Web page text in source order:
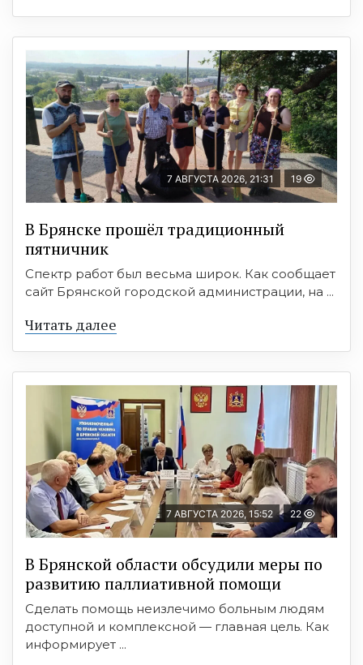
7 АВГУСТА 2026, 21:31 19
В Брянске прошёл традиционный
пятничник
Спектр работ был весьма широк. Как сообщает
сайт Брянской городской администрации, на ...
Читать далее
7 АВГУСТА 2026, 15:52 22
В Брянской области обсудили меры по
развитию паллиативной помощи
Сделать помощь неизлечимо больным людям
доступной и комплексной — главная цель. Как
информирует ...